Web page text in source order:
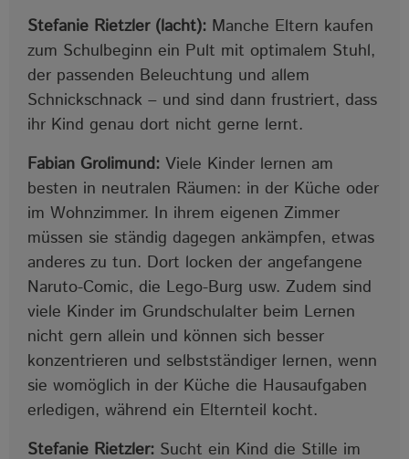
Stefanie Rietzler (lacht): Manche Eltern kaufen
zum Schulbeginn ein Pult mit optimalem Stuhl,
der passenden Beleuchtung und allem
Schnickschnack ‒ und sind dann frustriert, dass
ihr Kind genau dort nicht gerne lernt.
Fabian Grolimund: Viele Kinder lernen am
besten in neutralen Räumen: in der Küche oder
im Wohnzimmer. In ihrem eigenen Zimmer
müssen sie ständig dagegen ankämpfen, etwas
anderes zu tun. Dort locken der angefangene
Naruto-Comic, die Lego-Burg usw. Zudem sind
viele Kinder im Grundschulalter beim Lernen
nicht gern allein und können sich besser
konzentrieren und selbstständiger lernen, wenn
sie womöglich in der Küche die Hausaufgaben
erledigen, während ein Elternteil kocht.
Stefanie Rietzler: Sucht ein Kind die Stille im